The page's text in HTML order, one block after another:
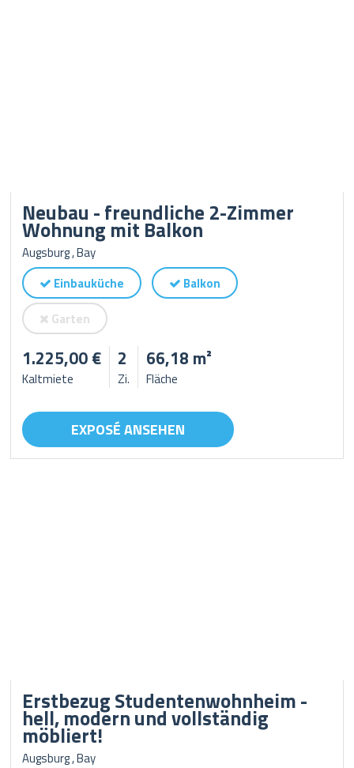
Neubau - freundliche 2-Zimmer
Wohnung mit Balkon
Augsburg , Bay
Einbauküche
Balkon
Garten
1.225,00 €
Kaltmiete
2
Zi.
66,18 m²
Fläche
EXPOSÉ ANSEHEN
Erstbezug Studentenwohnheim -
hell, modern und vollständig
möbliert!
Augsburg , Bay